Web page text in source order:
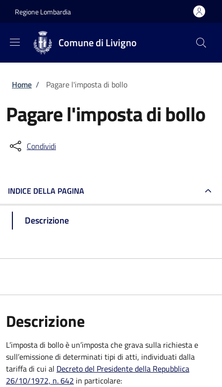
Regione Lombardia
Comune di Livigno
Briciole di pane
Home / Pagare l'imposta di bollo
Pagare l'imposta di bollo
Condividi
INDICE DELLA PAGINA
Descrizione
Descrizione
L’imposta di bollo è un’imposta che grava sulla richiesta e
sull’emissione di determinati tipi di atti, individuati dalla
tariffa di cui al Decreto del Presidente della Repubblica
26/10/1972, n. 642 in particolare: